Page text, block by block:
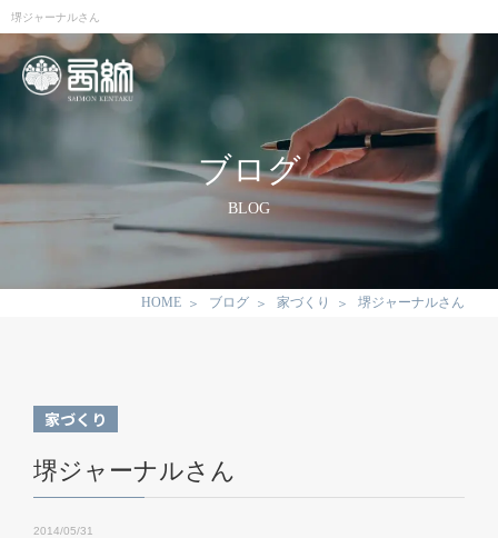
堺ジャーナルさん
ブログ
BLOG
HOME ブログ 家づくり 堺ジャーナルさん
家づくり
堺ジャーナルさん
2014/05/31